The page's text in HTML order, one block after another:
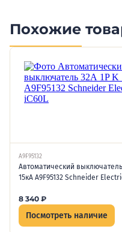
Похожие
A9F95132
Автоматический выключатель
15кА A9F95132 Schneider
8 340 ₽
Посмотреть наличие